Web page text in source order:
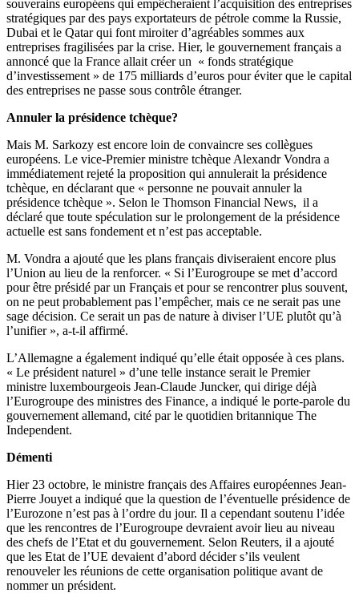
souverains européens qui empêcheraient l’acquisition des entreprises
stratégiques par des pays exportateurs de pétrole comme la Russie,
Dubai et le Qatar qui font miroiter d’agréables sommes aux
entreprises fragilisées par la crise. Hier, le gouvernement français a
annoncé que la France allait créer un « fonds stratégique
d’investissement » de 175 milliards d’euros pour éviter que le capital
des entreprises ne passe sous contrôle étranger.
Annuler la présidence tchèque?
Mais M. Sarkozy est encore loin de convaincre ses collègues
européens. Le vice-Premier ministre tchèque Alexandr Vondra a
immédiatement rejeté la proposition qui annulerait la présidence
tchèque, en déclarant que « personne ne pouvait annuler la
présidence tchèque ». Selon le Thomson Financial News, il a
déclaré que toute spéculation sur le prolongement de la présidence
actuelle est sans fondement et n’est pas acceptable.
M. Vondra a ajouté que les plans français diviseraient encore plus
l’Union au lieu de la renforcer. « Si l’Eurogroupe se met d’accord
pour être présidé par un Français et pour se rencontrer plus souvent,
on ne peut probablement pas l’empêcher, mais ce ne serait pas une
sage décision. Ce serait un pas de nature à diviser l’UE plutôt qu’à
l’unifier », a-t-il affirmé.
L’Allemagne a également indiqué qu’elle était opposée à ces plans.
« Le président naturel » d’une telle instance serait le Premier
ministre luxembourgeois Jean-Claude Juncker, qui dirige déjà
l’Eurogroupe des ministres des Finance, a indiqué le porte-parole du
gouvernement allemand, cité par le quotidien britannique The
Independent.
Démenti
Hier 23 octobre, le ministre français des Affaires européennes Jean-
Pierre Jouyet a indiqué que la question de l’éventuelle présidence de
l’Eurozone n’est pas à l’ordre du jour. Il a cependant soutenu l’idée
que les rencontres de l’Eurogroupe devraient avoir lieu au niveau
des chefs de l’Etat et du gouvernement. Selon Reuters, il a ajouté
que les Etat de l’UE devaient d’abord décider s’ils veulent
renouveler les réunions de cette organisation politique avant de
nommer un président.